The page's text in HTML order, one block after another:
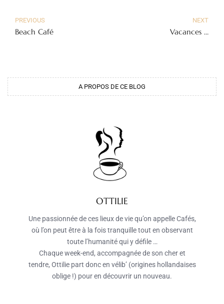
PREVIOUS
Beach Café
NEXT
Vacances …
A PROPOS DE CE BLOG
OTTILIE
Une passionnée de ces lieux de vie qu’on appelle Cafés,
où l’on peut être à la fois tranquille tout en observant
toute l’humanité qui y défile …
Chaque week-end, accompagnée de son cher et
tendre, Ottilie part donc en vélib’ (origines hollandaises
oblige !) pour en découvrir un nouveau.